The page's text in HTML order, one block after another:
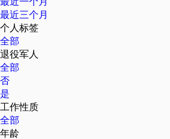
最近三个月
个人标签
全部
退役军人
全部
否
是
工作性质
全部
年龄